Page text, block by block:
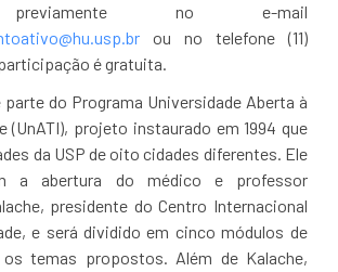
no e-mail
ou no telefone (11)
é gratuita.
do Programa Universidade Aberta à
(UnATI), projeto instaurado em 1994 que
da USP de oito cidades diferentes. Ele
a abertura do médico e professor
presidente do Centro Internacional
e será dividido em cinco módulos de
temas propostos. Além de Kalache,